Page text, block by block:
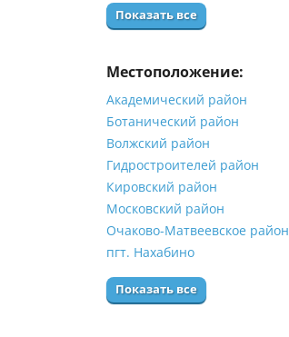
Показать все
Местоположение:
Академический район
Ботанический район
Волжский район
Гидростроителей район
Кировский район
Московский район
Очаково-Матвеевское район
пгт. Нахабино
Показать все